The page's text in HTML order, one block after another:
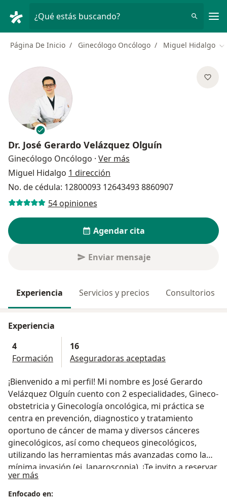
¿Qué estás buscando?
Página De Inicio Ginecólogo Oncólogo Miguel Hidalgo
Dr. José Gerardo Velázquez Olguín
Ginecólogo Oncólogo · Ver más
Miguel Hidalgo 1 dirección
No. de cédula: 12800093 12643493 8860907
54 opiniones
Agendar cita
Enviar mensaje
Experiencia Servicios y precios Consultorios
Experiencia
4
Formación
16
Aseguradoras aceptadas
¡Bienvenido a mi perfil! Mi nombre es José Gerardo
Velázquez Olguín cuento con 2 especialidades, Gineco-
obstetricia y Ginecología oncológica, mi práctica se
centra en prevención, diagnostico y tratamiento
oportuno de cáncer de mama y diversos cánceres
ginecológicos, así como chequeos ginecológicos,
utilizando las herramientas más avanzadas como la
mínima invasión (ej. laparoscopia). ¡Te invito a reservar
tu cita!
ver más
Enfocado en: